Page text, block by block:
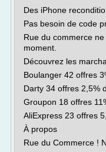
Des iPhone
Pas besoin de code
Rue du commerce
moment.
Découvrez les
Boulanger 42 offres
Darty 34 offres 2,5%
Groupon 18 offres
AliExpress 23 offres
À propos
Rue du Commerce !